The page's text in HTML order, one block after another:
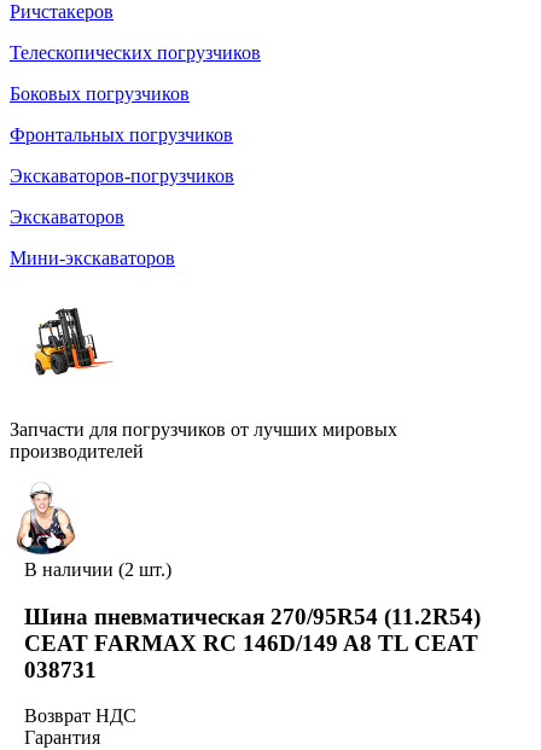
Ричстакеров
Телескопических погрузчиков
Боковых погрузчиков
Фронтальных погрузчиков
Экскаваторов-погрузчиков
Экскаваторов
Мини-экскаваторов
Запчасти для погрузчиков от лучших мировых
производителей
В наличии (2 шт.)
Шина пневматическая 270/95R54 (11.2R54)
CEAT FARMAX RC 146D/149 A8 TL CEAT
038731
Возврат НДС
Гарантия